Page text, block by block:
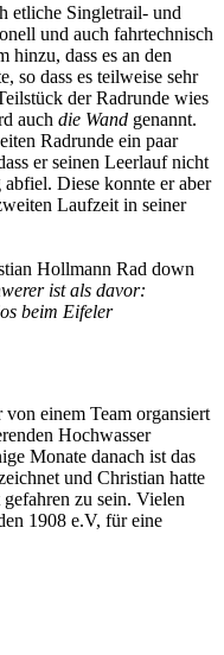
etliche Singletrail- und
und auch fahrtechnisch
hinzu, dass es an den
so dass es teilweise sehr
der Radrunde wies
auch die Wand genannt.
Radrunde ein paar
er seinen Leerlauf nicht
Diese konnte er aber
Laufzeit in seiner
ist als davor:
beim Eifeler
einem Team organsiert
Hochwasser
Monate danach ist das
und Christian hatte
zu sein. Vielen
1908 e.V, für eine